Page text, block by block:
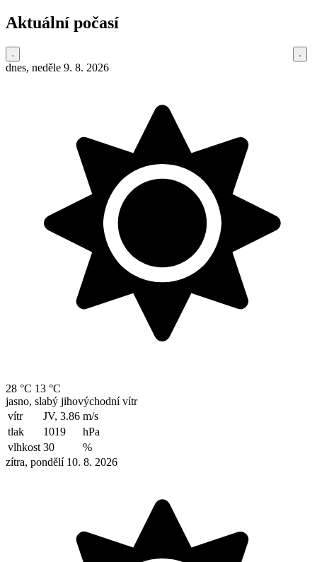
Aktuální počasí
dnes, neděle 9. 8. 2026
28 °C 13 °C
jasno, slabý jihovýchodní vítr
vítr
JV, 3.86 m/s
tlak
1019
hPa
vlhkost 30
%
zítra, pondělí 10. 8. 2026